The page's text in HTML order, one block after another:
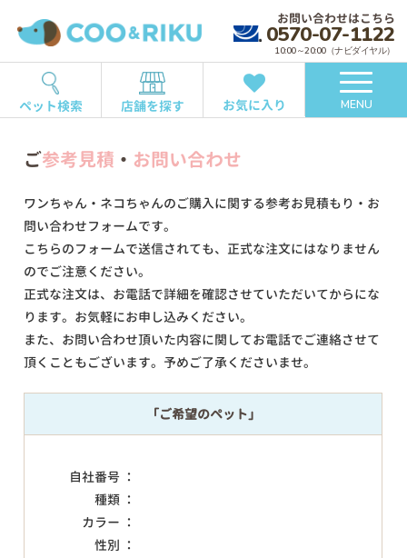
お問い合わせはこちら
0570-07-1122
10:00～20:00（ナビダイヤル）
ペット検索 店舗を探す お気に入り MENU
ご参考見積 ・ お問い合わせ
ワンちゃん・ネコちゃんのご購入に関する参考お見積もり・お
問い合わせフォームです。
こちらのフォームで送信されても、正式な注文にはなりません
のでご注意ください。
正式な注文は、お電話で詳細を確認させていただいてからにな
ります。お気軽にお申し込みください。
また、お問い合わせ頂いた内容に関してお電話でご連絡させて
頂くこともございます。予めご了承くださいませ。
「ご希望のペット」
自社番号 ：
種類 ：
カラー ：
性別 ：